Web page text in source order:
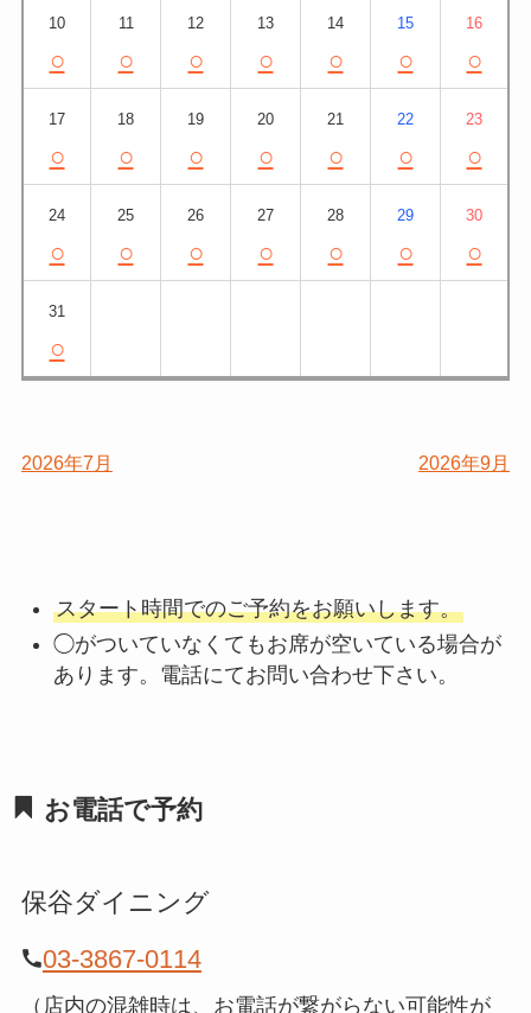
10
○
11
○
12
○
13
○
14
○
15
○
16
○
17
○
18
○
19
○
20
○
21
○
22
○
23
○
24
○
25
○
26
○
27
○
28
○
29
○
30
○
31
○
2026年7月 2026年9月
スタート時間でのご予約をお願いします。
◯がついていなくてもお席が空いている場合が
あります。電話にてお問い合わせ下さい。
お電話で予約
保谷ダイニング
03-3867-0114
（店内の混雑時は、お電話が繋がらない可能性が